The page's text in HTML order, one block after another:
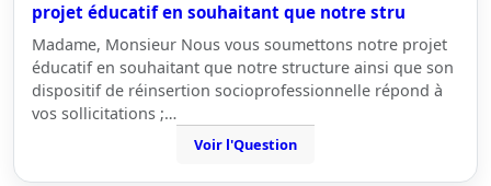
projet éducatif en souhaitant que notre stru
Madame, Monsieur Nous vous soumettons notre projet
éducatif en souhaitant que notre structure ainsi que son
dispositif de réinsertion socioprofessionnelle répond à
vos sollicitations ;…
Voir l'Question